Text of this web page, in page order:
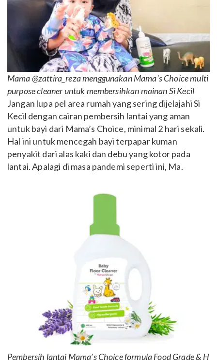
Mama @zattira_reza menggunakan Mama’s Choice multi
purpose cleaner untuk membersihkan mainan Si Kecil
Jangan lupa pel area rumah yang sering dijelajahi Si
Kecil dengan cairan pembersih lantai yang aman
untuk bayi dari Mama’s Choice, minimal 2 hari sekali.
Hal ini untuk mencegah bayi terpapar kuman
penyakit dari alas kaki dan debu yang kotor pada
lantai. Apalagi di masa pandemi seperti ini, Ma.
Pembersih lantai Mama’s Choice formula Food Grade & H